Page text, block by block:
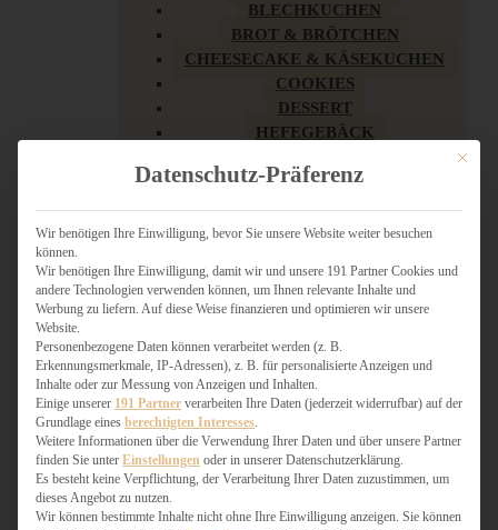
BLECHKUCHEN
BROT & BRÖTCHEN
CHEESECAKE & KÄSEKUCHEN
COOKIES
DESSERT
HEFEGEBÄCK
KUCHEN
LOW CARB & GESÜNDER
MY AMERICAN BAKERY
SCHOKOLADIGES
SÜSSES HAUPTGERICHT
TÖRTCHEN
VEGAN SÜSS
WEIHNACHTSBÄCKEREI
HERZHAFT
Mit
Datenschutz-Präferenz
Wir benötigen Ihre Einwilligung, bevor Sie unsere Website weiter besuchen
können.
Wir benötigen Ihre Einwilligung, damit wir und unsere 191 Partner Cookies und
andere Technologien verwenden können, um Ihnen relevante Inhalte und
Werbung zu liefern. Auf diese Weise finanzieren und optimieren wir unsere
Website.
Personenbezogene Daten können verarbeitet werden (z. B.
Erkennungsmerkmale, IP-Adressen), z. B. für personalisierte Anzeigen und
Inhalte oder zur Messung von Anzeigen und Inhalten.
Einige unserer 191 Partner verarbeiten Ihre Daten (jederzeit widerrufbar) auf der
Grundlage eines berechtigten Interesses
Weitere Informationen über die Verwendung Ihrer Daten und über unsere Partner
finden Sie unter Einstellungen oder in unserer Datenschutzerklärung.
Es besteht keine Verpflichtung, der Verarbeitung Ihrer Daten zuzustimmen, um
dieses Angebot zu nutzen.
Wir können bestimmte Inhalte nicht ohne Ihre Einwilligung anzeigen. Sie können